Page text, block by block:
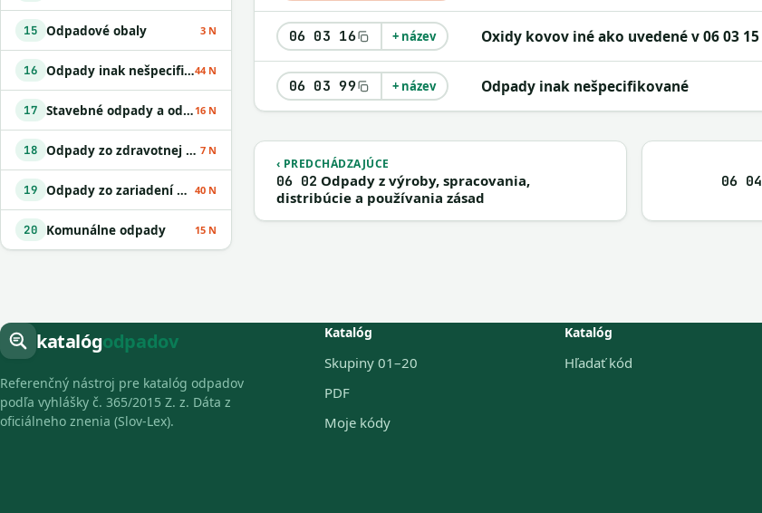
15 Odpadové obaly 3 N
16 Odpady inak nešpecifikované v tomto katalógu44 N
17 Stavebné odpady a odpady z demolácií vrátane výkopovej zeminy z kontaminovaných miest 16 N
18 Odpady zo zdravotnej alebo veterinárnej starostlivosti alebo s nimi súvisiaceho výskumu okrem kuchynských a reštauračných odpadov 7 N
19 Odpady zo zariadení na úpravu odpadu 40 N
20 Komunálne odpady 15 N
06 03 16 + název oxidy kovov iné ako uvedené v 06 03 15
06 03 99 + název odpady inak nešpecifikované
‹ PREDCHÁDZAJÚCE
06 02 Odpady z výroby, spracovania,
distribúcie a používania zásad
06 04
katalógodpadov
Referenčný nástroj pre katalóg odpadov
podľa vyhlášky č. 365/2015 Z. z. Dáta z
oficiálneho znenia (Slov-Lex).
Katalóg
Skupiny 01–20
PDF
Moje kódy
Katalóg
Hľadať kód